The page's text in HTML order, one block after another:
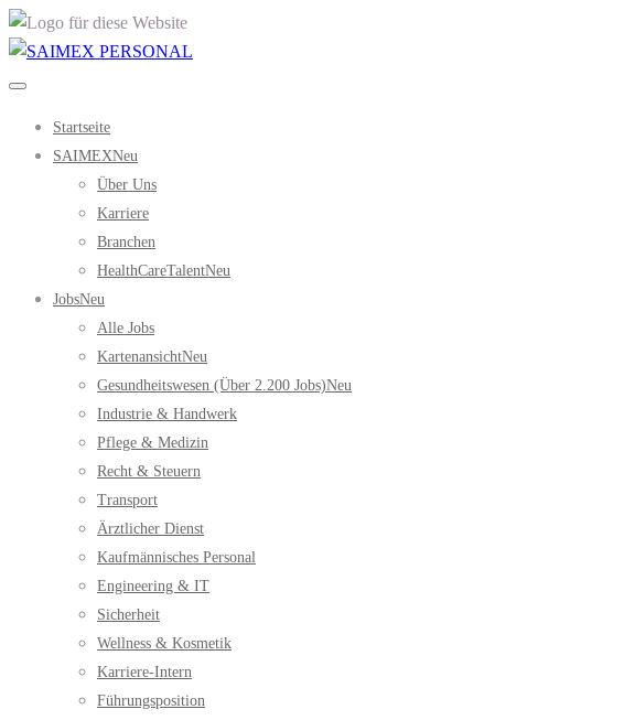
Startseite
SAIMEXNeu
Über Uns
Karriere
Branchen
HealthCareTalentNeu
JobsNeu
Alle Jobs
KartenansichtNeu
Gesundheitswesen (über 2.200 Jobs)Neu
Industrie & Handwerk
Pflege & Medizin
Recht & Steuern
Transport
Ärztlicher Dienst
Kaufmännisches Personal
Engineering & IT
Sicherheit
Wellness & Kosmetik
Karriere-Intern
Führungsposition